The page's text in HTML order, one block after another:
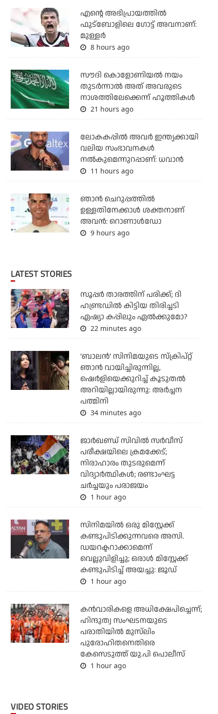
എന്റെ അഭിപ്രായത്തില്‍
ഫുട്‌ബോളിലെ ഗോട്ട് അവനാണ്:
മുള്ളര്‍
8 hours ago
സൗദി കൊളോണിയല്‍ നയം
തുടര്‍ന്നാല്‍ അത് അവരുടെ
നാശത്തിലേക്കെന്ന് ഹൂത്തികള്‍
21 hours ago
ലോകകപ്പിൽ അവര്‍ ഇന്ത്യക്കായി
വലിയ സംഭാവനകള്‍
നല്‍കുമെന്നുറപ്പാണ്: ധവാന്‍
11 hours ago
ഞാന്‍ ചെറുപ്പത്തില്‍
ഉള്ളതിനേക്കാള്‍ ശക്തനാണ്
അവന്‍: റൊണാള്‍ഡോ
9 hours ago
LATEST STORIES
സൂപ്പര്‍ താരത്തിന് പരിക്ക്; ദി
ഹണ്ട്രഡില്‍ കിട്ടിയ തിരിച്ചടി
ഏഷ്യാ കപ്പിലും ഏല്‍ക്കുമോ?
22 minutes ago
‘ബാലൻ’ സിനിമയുടെ സ്ക്രിപ്റ്റ്
ഞാൻ വായിച്ചിരുന്നില്ല,
ഷെർളിയെക്കുറിച്ച് കൂടുതൽ
അറിയില്ലായിരുന്നു: അർച്ചന
പത്മിനി
34 minutes ago
ജാര്‍ഖണ്ഡ് സിവില്‍ സര്‍വീസ്
പരീക്ഷയിലെ ക്രമക്കേട്;
നിരാഹാരം തുടരുമെന്ന്
വിദ്യാര്‍ത്ഥികള്‍; രണ്ടാംഘട്ട
ചര്‍ച്ചയും പരാജയം
1 hour ago
സിനിമയില്‍ ഒരു മിസ്റ്റേക്ക്
കണ്ടുപിടിക്കുന്നവരെ അസി.
ഡയറക്ടറാക്കാമെന്ന്
വെല്ലുവിളിച്ചു; ഒരാള്‍ മിസ്റ്റേക്ക്
കണ്ടുപിടിച്ച് അയച്ചു: ജൂഡ്
1 hour ago
കന്‍വാരികളെ അധിക്ഷേപിച്ചെന്ന്;
ഹിന്ദുത്വ സംഘടനയുടെ
പരാതിയില്‍ മുസ്‌ലിം
പുരോഹിതനെതിരെ
കേസെടുത്ത് യു.പി പൊലീസ്
1 hour ago
VIDEO STORIES